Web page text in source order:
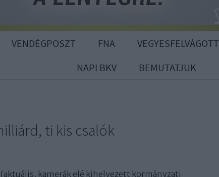
VENDÉGPOSZT FNA VEGYESFELVÁGOTT
NAPI BKV
BEMUTATJUK
ti kis csalók
kamerák elé kihelyezett kormányzati